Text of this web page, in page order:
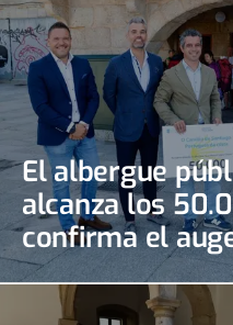
El albergue
alcanza los
confirma el
Camino